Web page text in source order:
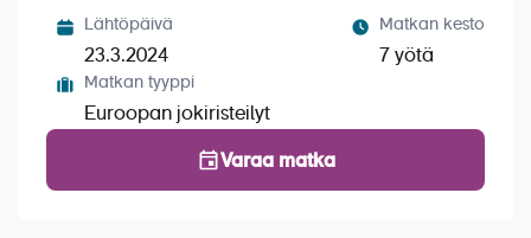
Suosikit
OTA YHTEYTTÄ
Kohteet
Lähtöpäivä
23.3.2024
Matkan kesto
7 yötä
Matkan tyyppi
Euroopan jokiristeilyt
Varaa matka